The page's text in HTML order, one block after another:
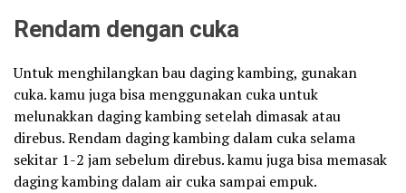
Rendam dengan cuka
Untuk menghilangkan bau daging kambing, gunakan
cuka. kamu juga bisa menggunakan cuka untuk
melunakkan daging kambing setelah dimasak atau
direbus. Rendam daging kambing dalam cuka selama
sekitar 1-2 jam sebelum direbus. kamu juga bisa memasak
daging kambing dalam air cuka sampai empuk.